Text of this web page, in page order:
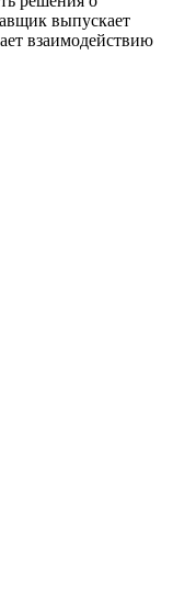
выпускает
взаимодействию